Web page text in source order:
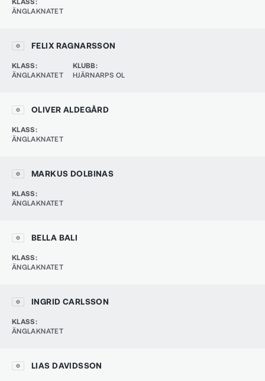
ÄNGLAKNATET
FELIX RAGNARSSON
KLASS:
ÄNGLAKNATET
KLUBB:
HJÄRNARPS OL
OLIVER ALDEGÅRD
KLASS:
ÄNGLAKNATET
MARKUS DOLBINAS
KLASS:
ÄNGLAKNATET
BELLA BALI
KLASS:
ÄNGLAKNATET
INGRID CARLSSON
KLASS:
ÄNGLAKNATET
LIAS DAVIDSSON